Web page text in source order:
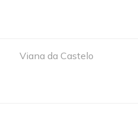
Viana da Castelo